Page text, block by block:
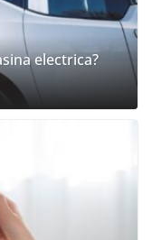
electrica?